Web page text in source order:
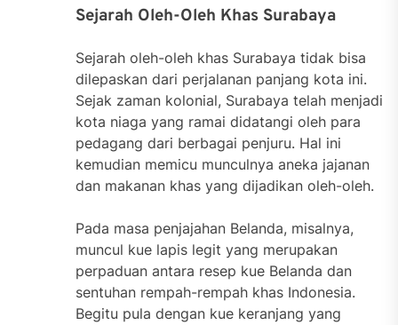
Sejarah Oleh-Oleh Khas Surabaya
Sejarah oleh-oleh khas Surabaya tidak bisa
dilepaskan dari perjalanan panjang kota ini.
Sejak zaman kolonial, Surabaya telah menjadi
kota niaga yang ramai didatangi oleh para
pedagang dari berbagai penjuru. Hal ini
kemudian memicu munculnya aneka jajanan
dan makanan khas yang dijadikan oleh-oleh.
Pada masa penjajahan Belanda, misalnya,
muncul kue lapis legit yang merupakan
perpaduan antara resep kue Belanda dan
sentuhan rempah-rempah khas Indonesia.
Begitu pula dengan kue keranjang yang